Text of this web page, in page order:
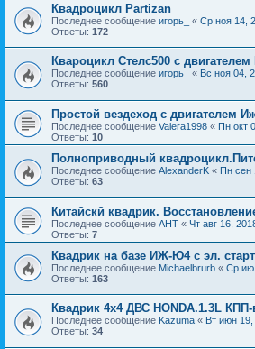
Квадроцикл Partizan
Последнее сообщение игорь_ « Ср ноя 14,
Ответы: 172
Квароцикл Стелс500 с двигателем
Последнее сообщение игорь_ « Вс ноя 04,
Ответы: 560
Простой вездеход с двигателем
Последнее сообщение Valera1998 « Пн окт
Ответы: 10
Полноприводный
Последнее сообщение AlexanderK « Пн сен
Ответы: 63
Китайскй квадрик.
Последнее сообщение АНТ « Чт авг 16,
Ответы: 7
Квадрик на базе ИЖ-Ю4 с эл.
Последнее сообщение Michaelbrurb « Ср
Ответы: 163
Квадрик 4х4 ДВС HONDA.1.3L КПП-
Последнее сообщение Kazuma « Вт июн
Ответы: 34